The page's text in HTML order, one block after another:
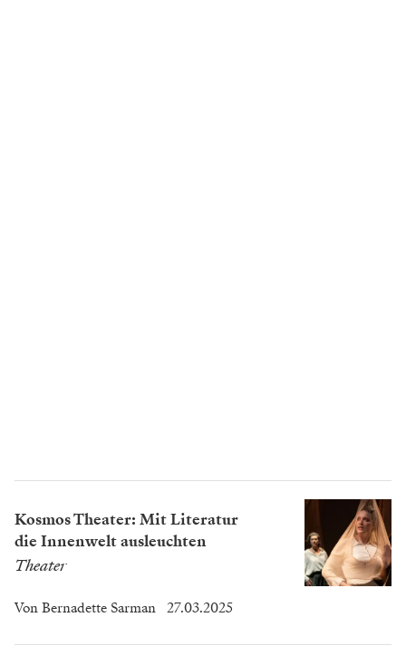
Kosmos Theater: Mit Literatur
die Innenwelt ausleuchten
Theater
Von Bernadette Sarman 27.03.2025